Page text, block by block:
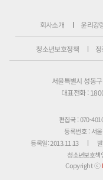
회사소개 윤리강
청소년보호정책
서울특별시 성동
대표전화 :
편집국 : 070-
등록번호 : 서
등록일: 2013.11.13
청소년보호책
Copyright ⓒ